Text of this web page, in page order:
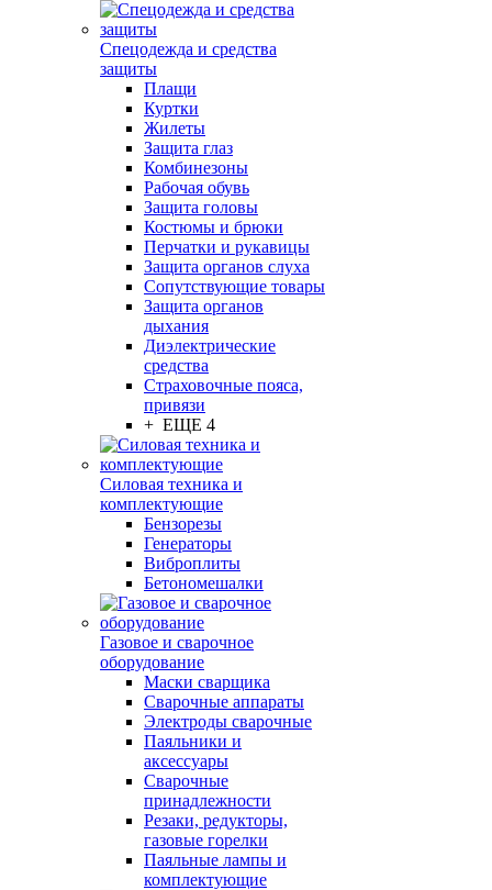
Спецодежда и средства
защиты
Плащи
Куртки
Жилеты
Защита глаз
Комбинезоны
Рабочая обувь
Защита головы
Костюмы и брюки
Перчатки и рукавицы
Защита органов слуха
Сопутствующие товары
Защита органов
дыхания
Диэлектрические
средства
Страховочные пояса,
привязи
+ ЕЩЕ 4
Силовая техника и
комплектующие
Бензорезы
Генераторы
Виброплиты
Бетономешалки
Газовое и сварочное
оборудование
Маски сварщика
Сварочные аппараты
Электроды сварочные
Паяльники и
аксессуары
Сварочные
принадлежности
Резаки, редукторы,
газовые горелки
Паяльные лампы и
комплектующие